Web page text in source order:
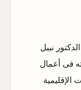
نبيل
فى أعمال
الإقليمية